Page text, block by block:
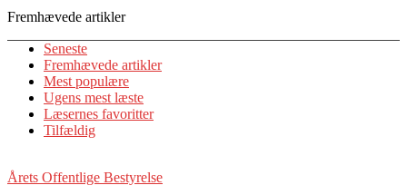
Fremhævede artikler
Seneste
Fremhævede artikler
Mest populære
Ugens mest læste
Læsernes favoritter
Tilfældig
Årets Offentlige Bestyrelse